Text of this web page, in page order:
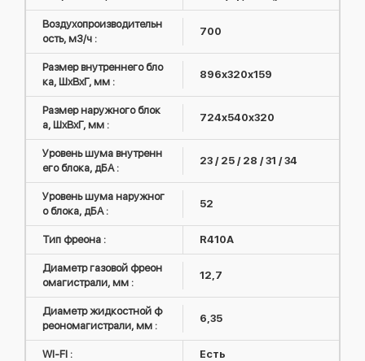
Воздухопроизводительн
ость, м3/ч :
700
Размер внутреннего бло
ка, ШxВxГ, мм :
896х320х159
Размер наружного блок
а, ШxВxГ, мм :
724x540x320
Уровень шума внутренн
его блока, дБА :
23 / 25 / 28 / 31 / 34
Уровень шума наружног
о блока, дБА :
52
Тип фреона : R410А
Диаметр газовой фреон
омагистрали, мм :
12,7
Диаметр жидкостной ф
реономагистрали, мм :
6,35
WI-FI : Есть